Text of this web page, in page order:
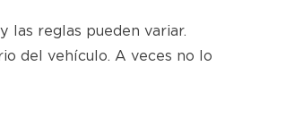
las reglas pueden variar.
del vehículo. A veces no lo